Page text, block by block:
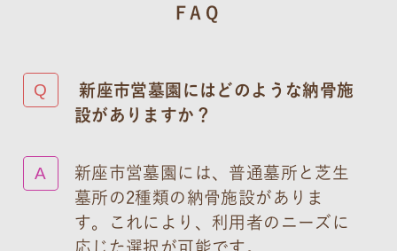
FAQ
新座市営墓園にはどのような納骨施
設がありますか？
新座市営墓園には、普通墓所と芝生
墓所の2種類の納骨施設がありま
す。これにより、利用者のニーズに
応じた選択が可能です。